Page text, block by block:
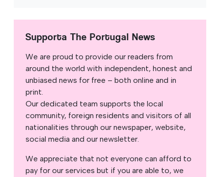
Supporta The Portugal News
We are proud to provide our readers from
around the world with independent, honest and
unbiased news for free – both online and in
print.
Our dedicated team supports the local
community, foreign residents and visitors of all
nationalities through our newspaper, website,
social media and our newsletter.
We appreciate that not everyone can afford to
pay for our services but if you are able to, we